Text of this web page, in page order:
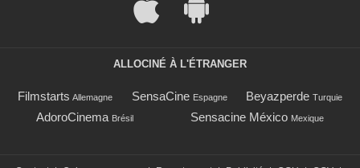
ALLOCINÉ À L'ÉTRANGER
Filmstarts Allemagne SensaCine Espagne Beyazperde Turquie
AdoroCinema Brésil Sensacine México Mexique